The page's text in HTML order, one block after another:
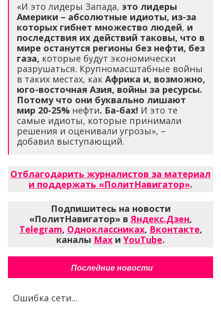
«И это лидеры Запада, это лидеры
Америки – абсолютные идиоты, из-за
которых гибнет множество людей, и
последствия их действий таковы, что в
мире останутся регионы без нефти, без
газа, которые будут экономически
разрушаться. Крупномасштабные войны
в таких местах, как Африка и, возможно,
юго-восточная Азия, войны за ресурсы.
Потому что они буквально лишают
мир 20-25% нефти. Ба-бах! И это те
самые идиоты, которые принимали
решения и оценивали угрозы», –
добавил выступающий.
Отблагодарить журналистов за материал
и поддержать «ПолитНавигатор».
Подпишитесь на новости
«ПолитНавигатор» вЯндекс.Дзен,
Telegram, Одноклассниках, Вконтакте,
каналы Max и YouTube.
Последние новости
Ошибка сети...